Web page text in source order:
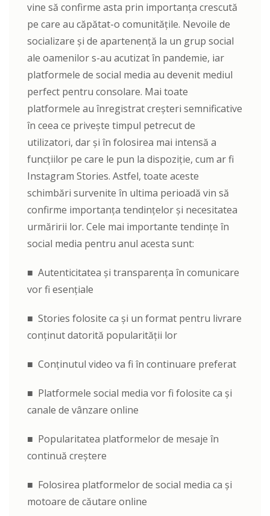
vine să confirme asta prin importanța crescută
pe care au căpătat-o comunitățile. Nevoile de
socializare și de apartenență la un grup social
ale oamenilor s-au acutizat în pandemie, iar
platformele de social media au devenit mediul
perfect pentru consolare. Mai toate
platformele au înregistrat creșteri semnificative
în ceea ce privește timpul petrecut de
utilizatori, dar și în folosirea mai intensă a
funcțiilor pe care le pun la dispoziție, cum ar fi
Instagram Stories. Astfel, toate aceste
schimbări survenite în ultima perioadă vin să
confirme importanța tendințelor și necesitatea
urmăririi lor. Cele mai importante tendințe în
social media pentru anul acesta sunt:
■ Autenticitatea și transparența în comunicare
vor fi esențiale
■ Stories folosite ca și un format pentru livrare
conținut datorită popularității lor
■ Conținutul video va fi în continuare preferat
■ Platformele social media vor fi folosite ca și
canale de vânzare online
■ Popularitatea platformelor de mesaje în
continuă creștere
■ Folosirea platformelor de social media ca și
motoare de căutare online